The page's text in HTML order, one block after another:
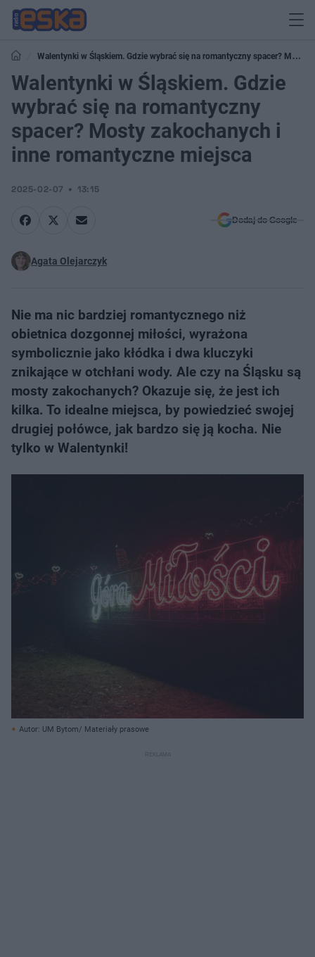
Walentynki w Śląskiem. Gdzie wybrać się na romantyczny spacer? Mosty
zakochanych i inne romantyczne miejsca
Walentynki w Śląskiem. Gdzie
wybrać się na romantyczny
spacer? Mosty zakochanych i
inne romantyczne miejsca
2025-02-07 13:15
Dodaj do Google
Agata Olejarczyk
Nie ma nic bardziej romantycznego niż
obietnica dozgonnej miłości, wyrażona
symbolicznie jako kłódka i dwa kluczyki
znikające w otchłani wody. Ale czy na Śląsku są
mosty zakochanych? Okazuje się, że jest ich
kilka. To idealne miejsca, by powiedzieć swojej
drugiej połówce, jak bardzo się ją kocha. Nie
tylko w Walentynki!
Autor: UM Bytom/ Materiały prasowe